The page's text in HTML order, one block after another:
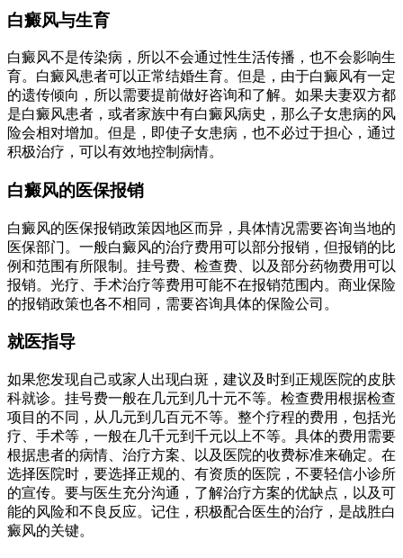
白癜风与生育
白癜风不是传染病，所以不会通过性生活传播，也不会影响生
育。白癜风患者可以正常结婚生育。但是，由于白癜风有一定
的遗传倾向，所以需要提前做好咨询和了解。如果夫妻双方都
是白癜风患者，或者家族中有白癜风病史，那么子女患病的风
险会相对增加。但是，即使子女患病，也不必过于担心，通过
积极治疗，可以有效地控制病情。
白癜风的医保报销
白癜风的医保报销政策因地区而异，具体情况需要咨询当地的
医保部门。一般白癜风的治疗费用可以部分报销，但报销的比
例和范围有所限制。挂号费、检查费、以及部分药物费用可以
报销。光疗、手术治疗等费用可能不在报销范围内。商业保险
的报销政策也各不相同，需要咨询具体的保险公司。
就医指导
如果您发现自己或家人出现白斑，建议及时到正规医院的皮肤
科就诊。挂号费一般在几元到几十元不等。检查费用根据检查
项目的不同，从几元到几百元不等。整个疗程的费用，包括光
疗、手术等，一般在几千元到千元以上不等。具体的费用需要
根据患者的病情、治疗方案、以及医院的收费标准来确定。在
选择医院时，要选择正规的、有资质的医院，不要轻信小诊所
的宣传。要与医生充分沟通，了解治疗方案的优缺点，以及可
能的风险和不良反应。记住，积极配合医生的治疗，是战胜白
癜风的关键。